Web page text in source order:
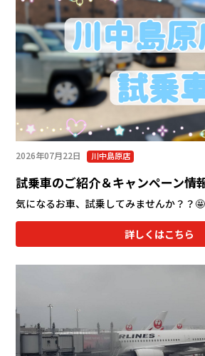
2026年07月22日 川中島原店
試乗車のご紹介＆キャンペーン情
気になるお車、試乗してみませんか？？🤩
詳しくはこちら